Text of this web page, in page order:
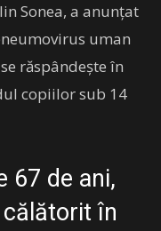
Sonea, a anunţat
uman
răspândeşte în
copiilor sub 14
67 de ani,
călătorit în